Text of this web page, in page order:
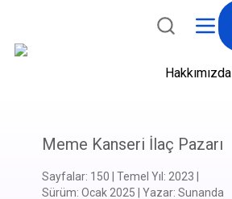
Hakkımızda
Meme Kanseri İlaç Pazarı
Sayfalar: 150 Temel Yıl : 2023
Sürüm: Ocak 2025 Yazar: Sunanda